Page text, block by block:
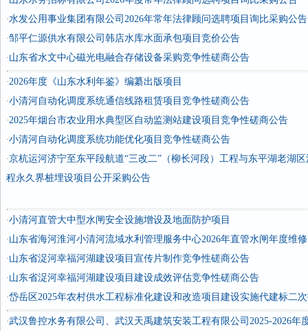
·水发公用事业集团有限公司2026年常年法律顾问选聘项目询比采购公告
·邹平仁源供水有限公司韩店水库水面承包项目竞价公告
·山东省水文中心磁光电融合存储设备采购竞争性磋商公告
·2026年度《山东水利年鉴》编纂出版项目
·小清河自动化调度系统通信线路租赁项目竞争性磋商公告
·2025年烟台市农业用水典型区自动监测站建设项目竞争性磋商公告
·小清河自动化调度系统功能优化项目竞争性磋商公告
·京杭运河济宁至东平段航道“三改二”（柳长河段）工程与东平湖老湖
程永久界桩埋设项目公开采购公告
·小清河直管大中型水闸安全设施增设及地面防护项目
·山东省海河淮河小清河流域水利管理服务中心2026年直管水闸年度维
·山东省浞河幸福河湖建设项目宣传片制作竞争性磋商公告
·山东省浞河幸福河湖建设项目建设成效评估竞争性磋商公告
·岱岳区2025年农村供水工程标准化建设和改造项目建设实施代建标二
·武汉鲁控水务有限公司、武汉天禹建筑安装工程有限公司2025-2026